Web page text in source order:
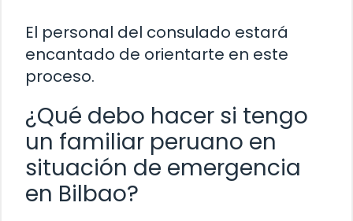
El personal del consulado estará
encantado de orientarte en este
proceso.
¿Qué debo hacer si tengo
un familiar peruano en
situación de emergencia
en Bilbao?